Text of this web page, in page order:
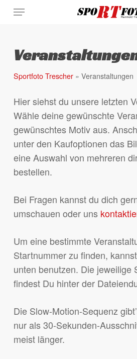
Skip
content
Menu
Sportfoto Trescher» Veranstaltungen
Hier siehst du unsere letzten
Wähle deine gewünschte
gewünschtes Motiv aus.
unter den Kaufoptionen das
eine Auswahl von mehreren
bestellen.
Bei Fragen kannst du dich
umschauen oder uns
Um eine bestimmte
Startnummer zu finden,
unten benutzen. Die jeweilige
findest Du hinter der
Die Slow-Motion-Sequenz
nur als 30-Sekunden-
meist länger.